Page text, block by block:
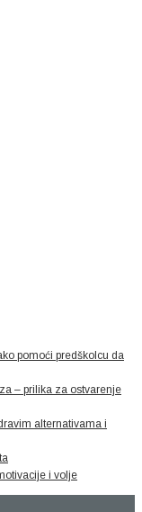
pomoći predškolcu da
– prilika za ostvarenje
alternativama i
i volje